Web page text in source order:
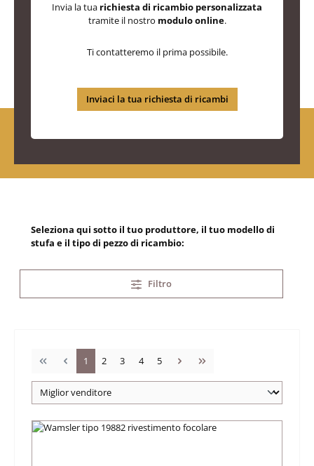
Invia la tua richiesta di ricambio personalizzata
tramite il nostro modulo online.
Ti contatteremo il prima possibile.
Inviaci la tua richiesta di ricambi
Seleziona qui sotto il tuo produttore, il tuo modello di
stufa e il tipo di pezzo di ricambio:
Filtro
Pagina
1 Pagina
2 Pagina
3 Pagina
4 Pagina
5